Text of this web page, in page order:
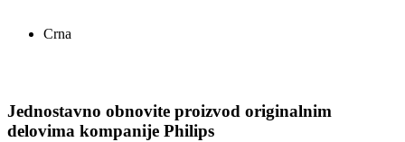
Crna
Jednostavno obnovite proizvod originalnim
delovima kompanije Philips